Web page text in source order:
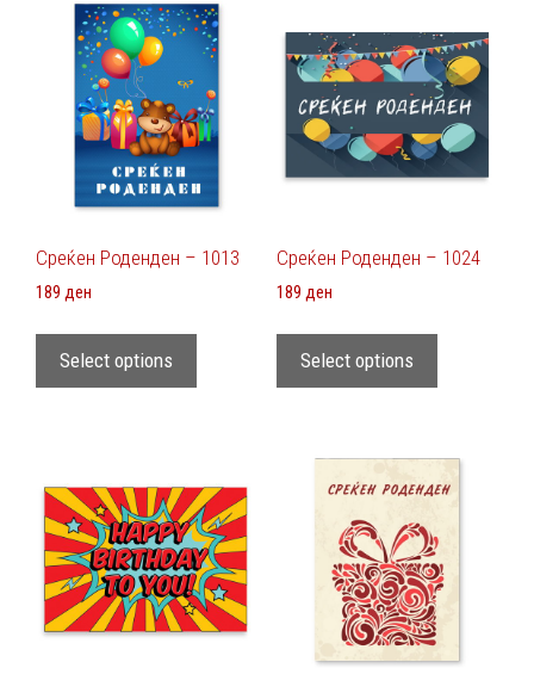
Среќен Роденден – 1013
189 ден
Select options
Среќен Роденден – 1024
189 ден
Select options